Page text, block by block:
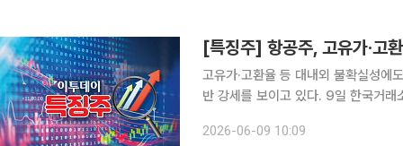
[특징주] 항공주, 고유가·고
고유가·고환율 등 대내외 불확실성에
반 강세를 보이고 있다. 9일 한국거래소에 따르면 오전 9시 41분 기준 대한항공은 전 거래일 대비
항공(2.99%), 트리니티항공
2026-06-09 10:09